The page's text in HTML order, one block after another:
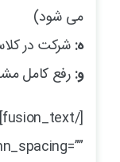
می شود)
ه: شرکت در
و: رفع کامل